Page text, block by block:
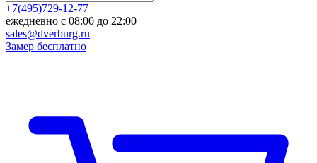
+7(495)729-12-77
ежедневно с 08:00 до 22:00
sales@dverburg.ru
Замер бесплатно